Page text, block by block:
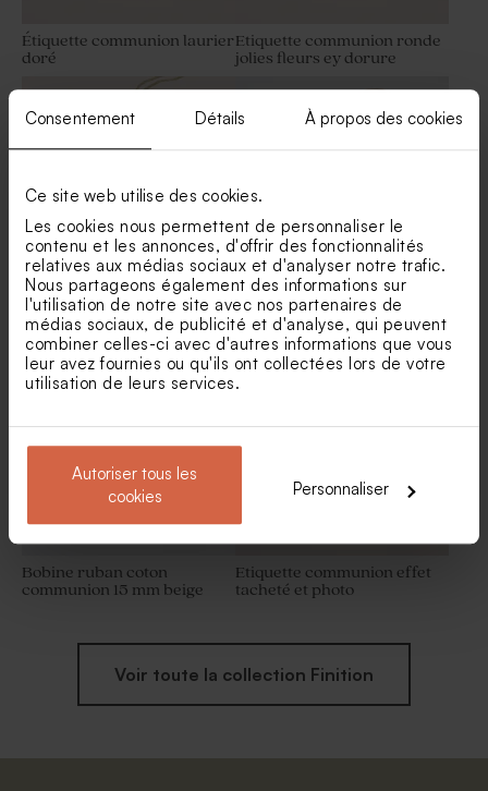
Consentement Détails À propos des cookies
Ce site web utilise des cookies.
Les cookies nous permettent de personnaliser le
contenu et les annonces, d'offrir des fonctionnalités
relatives aux médias sociaux et d'analyser notre trafic.
Nous partageons également des informations sur
l'utilisation de notre site avec nos partenaires de
médias sociaux, de publicité et d'analyse, qui peuvent
combiner celles-ci avec d'autres informations que vous
leur avez fournies ou qu'ils ont collectées lors de votre
utilisation de leurs services.
Autoriser tous les
cookies
Personnaliser
Set de table commuion effet
vintage
Guirlande communion effet
vintage
Boîte Chips Pringles pour
cadeau invité fête
Étiquette communion laurier
doré
Etiquette communion ronde
jolies fleurs ey dorure
Etiquette communion noeud
ruban doré
Pic à planter décoratif
personnalisable
Bobine ruban coton
communion 15 mm beige
Etiquette communion effet
tacheté et photo
Voir toute la collection Finition